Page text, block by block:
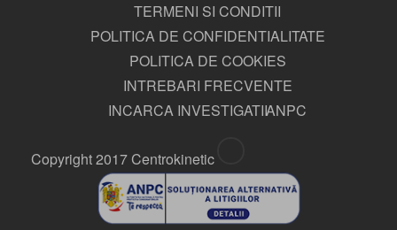
TERMENI SI CONDITII
POLITICA DE CONFIDENTIALITATE
POLITICA DE COOKIES
INTREBARI FRECVENTE
INCARCA INVESTIGATIIANPC
Copyright 2017 Centrokinetic